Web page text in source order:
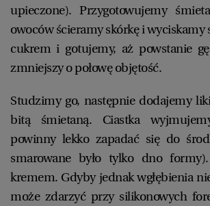
upieczone). Przygotowujemy
owoców ścieramy skórkę i wyciskamy
cukrem i gotujemy, aż powstanie
zmniejszy o połowę objętość.
Studzimy go, następnie dodajemy
bitą śmietaną. Ciastka
powinny lekko zapadać się do
smarowane było tylko dno
kremem. Gdyby jednak wgłębienia
może zdarzyć przy silikonowych